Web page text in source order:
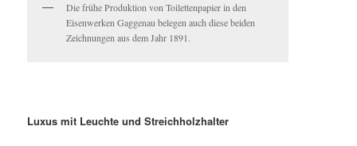
Die frühe Produktion von Toilettenpapier in den
Eisenwerken Gaggenau belegen auch diese beiden
Zeichnungen aus dem Jahr 1891.
Luxus mit Leuchte und Streichholzhalter